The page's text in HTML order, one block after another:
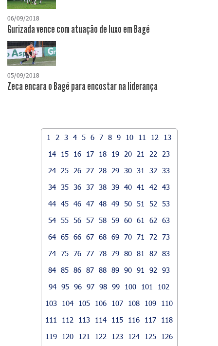
06/09/2018
Gurizada vence com atuação de luxo em Bagé
05/09/2018
Zeca encara o Bagé para encostar na liderança
1 2 3 4 5 6 7 8 9 10 11 12
13
14
15 16 17 18 19 20 21 22
23
24
25 26 27 28 29 30 31 32
33
34 35 36 37 38 39 40 41 42
43
44 45 46 47 48 49 50 51 52
53
54 55 56 57 58 59 60 61 62
63
64 65 66 67 68 69 70 71 72
73
74 75 76 77 78 79 80 81 82
83
84 85 86 87 88 89 90 91 92
93
94 95 96 97 98 99 100 101
102
103
104 105 106 107 108 109
110
111
112 113 114 115 116 117
118
119
120 121 122 123 124 125
126